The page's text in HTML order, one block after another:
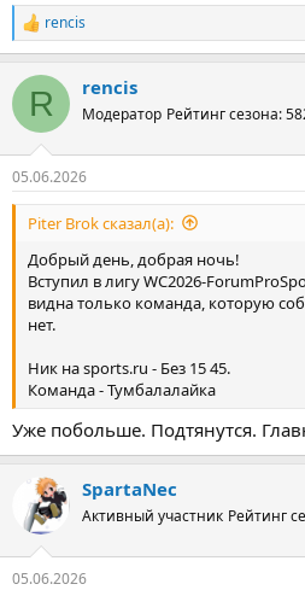
Р
е
к
и
rencis
R rencis
Модератор Рейтинг сезона:
05.06.2026
Piter Brok сказал(а):
Добрый день, добрая ночь!
Вступил в лигу WC2026-
видна только команда, которую
нет.
Ник на sports.ru - Без 15 45.
Команда - Тумбалалайка
Уже побольше. Подтянутся.
SpartaNec
Активный участник Рейтинг
05.06.2026